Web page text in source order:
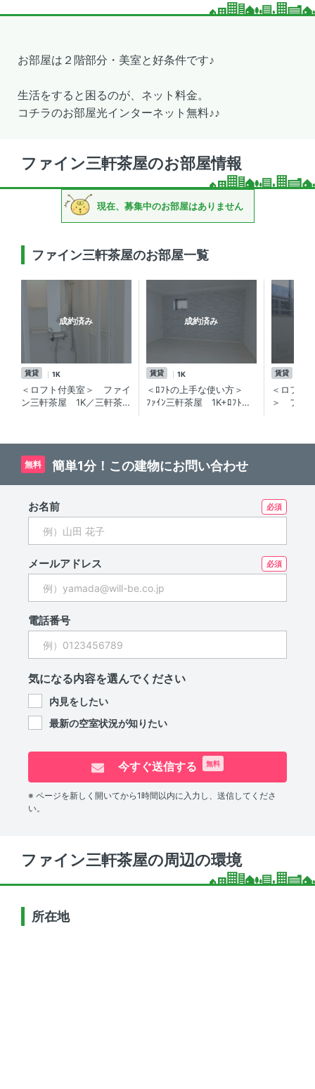
お部屋は２階部分・美室と好条件です♪
生活をすると困るのが、ネット料金。
コチラのお部屋光インターネット無料♪♪
ファイン三軒茶屋のお部屋情報
現在、募集中のお部屋はありません
ファイン三軒茶屋のお部屋一覧
成約済み
賃貸 1K
＜ロフト付美室＞ ファイ
ン三軒茶屋 1K／三軒茶
成約済み
賃貸 1K
＜ﾛﾌﾄの上手な使い方＞
ﾌｧｲﾝ三軒茶屋 1K+ﾛﾌﾄ／
賃貸
＜ロフト
＞ ファ
無料 簡単1分！この建物にお問い合わせ
お名前
メールアドレス
電話番号
気になる内容を選んでください
内見をしたい
最新の空室状況が知りたい
今すぐ送信する 無料
※ ページを新しく開いてから1時間以内に入力し、送信してくださ
い。
ファイン三軒茶屋の周辺の環境
所在地